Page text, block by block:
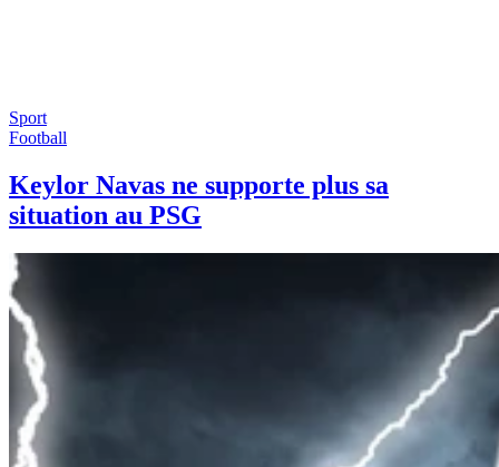
Sport
Football
Keylor Navas ne supporte plus sa
situation au PSG